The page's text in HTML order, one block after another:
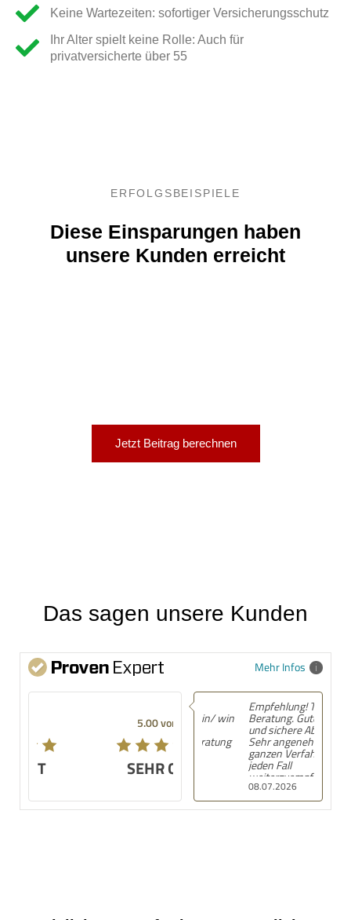
Keine Wartezeiten: sofortiger Versicherungsschutz
Ihr Alter spielt keine Rolle: Auch für
privatversicherte über 55
ERFOLGSBEISPIELE
Diese Einsparungen haben
unsere Kunden erreicht
Jetzt Beitrag berechnen
Das sagen unsere Kunden
Mehr Infos
SEHR GUT
08.07.2026
Empfehlung! Top
Beratung. Gute, ruhige
und sichere Abwicklung.
Sehr angenehm im
ganzen Verfahren. Auf
weiterzuempfehlen.